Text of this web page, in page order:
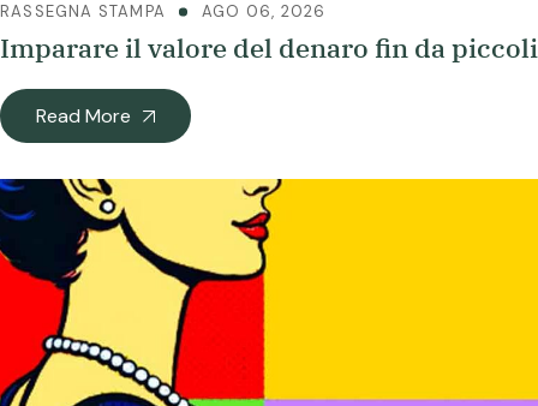
RASSEGNA STAMPA AGO 06, 2026
Imparare il valore del denaro fin da piccoli
Read More